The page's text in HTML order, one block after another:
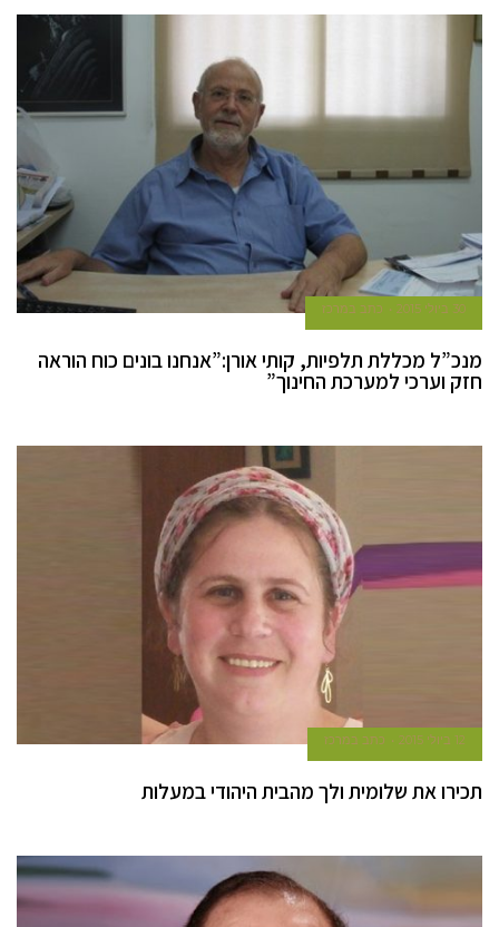
30 ביולי 2015 כתב במרכז
מנכ”ל מכללת תלפיות, קותי אורן:”אנחנו בונים כוח הוראה
חזק וערכי למערכת החינוך”
12 ביולי 2015 כתב במרכז
תכירו את שלומית ולך מהבית היהודי במעלות